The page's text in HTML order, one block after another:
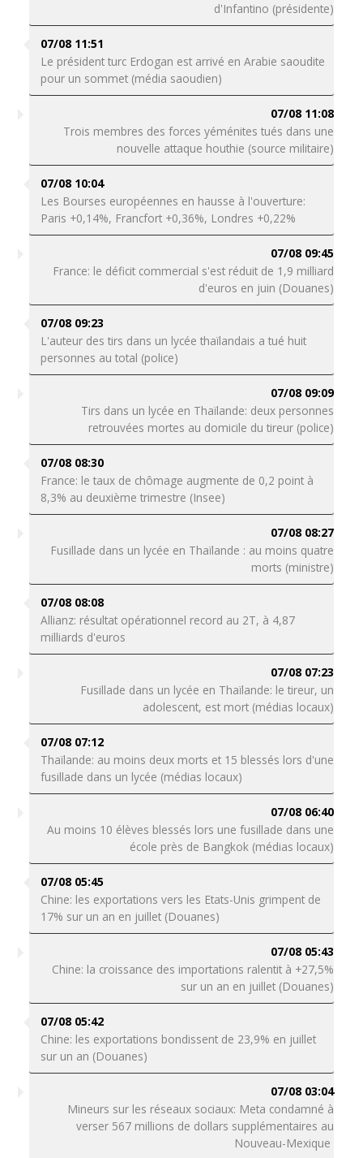
d'Infantino (présidente)
07/08 11:51
Le président turc Erdogan est arrivé en Arabie saoudite
pour un sommet (média saoudien)
07/08 11:08
Trois membres des forces yéménites tués dans une
nouvelle attaque houthie (source militaire)
07/08 10:04
Les Bourses européennes en hausse à l'ouverture:
Paris +0,14%, Francfort +0,36%, Londres +0,22%
07/08 09:45
France: le déficit commercial s'est réduit de 1,9 milliard
d'euros en juin (Douanes)
07/08 09:23
L'auteur des tirs dans un lycée thaïlandais a tué huit
personnes au total (police)
07/08 09:09
Tirs dans un lycée en Thaïlande: deux personnes
retrouvées mortes au domicile du tireur (police)
07/08 08:30
France: le taux de chômage augmente de 0,2 point à
8,3% au deuxième trimestre (Insee)
07/08 08:27
Fusillade dans un lycée en Thaïlande : au moins quatre
morts (ministre)
07/08 08:08
Allianz: résultat opérationnel record au 2T, à 4,87
milliards d'euros
07/08 07:23
Fusillade dans un lycée en Thaïlande: le tireur, un
adolescent, est mort (médias locaux)
07/08 07:12
Thaïlande: au moins deux morts et 15 blessés lors d'une
fusillade dans un lycée (médias locaux)
07/08 06:40
Au moins 10 élèves blessés lors une fusillade dans une
école près de Bangkok (médias locaux)
07/08 05:45
Chine: les exportations vers les Etats-Unis grimpent de
17% sur un an en juillet (Douanes)
07/08 05:43
Chine: la croissance des importations ralentit à +27,5%
sur un an en juillet (Douanes)
07/08 05:42
Chine: les exportations bondissent de 23,9% en juillet
sur un an (Douanes)
07/08 03:04
Mineurs sur les réseaux sociaux: Meta condamné à
verser 567 millions de dollars supplémentaires au
Nouveau-Mexique